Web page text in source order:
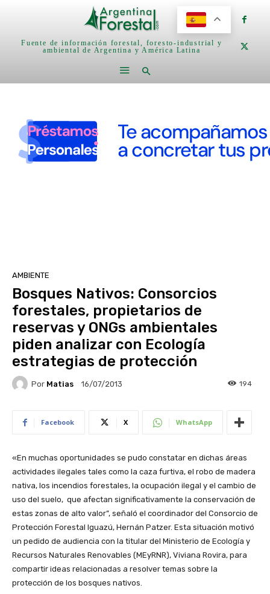
Fuente de información forestal, foresto-industrial y
ambiental de Argentina y América Latina
AMBIENTE
Bosques Nativos: Consorcios
forestales, propietarios de
reservas y ONGs ambientales
piden analizar con Ecología
estrategias de protección
Por Matias 16/07/2013 194
Facebook X WhatsApp
«En muchas oportunidades se pudo constatar en dichas áreas
actividades ilegales tales como la caza furtiva, el robo de madera
nativa, los incendios forestales, la ocupación ilegal y el cambio de
uso del suelo, que afectan significativamente la conservación de
estas zonas de alto valor”, señaló el coordinador del Consorcio de
Protección Forestal Iguazú, Hernán Patzer. Esta situación motivó
un pedido de audiencia con la titular del Ministerio de Ecología y
Recursos Naturales Renovables (MEyRNR), Viviana Rovira, para
compartir ideas relacionadas a resolver temas sobre la
protección de los bosques nativos.